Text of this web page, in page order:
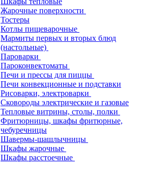
Жарочные поверхности
Тостеры
Котлы пищеварочные
Мармиты первых и вторых блюд
(настольные)
Пароварки
Пароконвектоматы
Печи и прессы для пиццы
Печи конвекционные и подставки
Рисоварки, электроварки
Сковороды электрические и газовые
Тепловые витрины, столы, полки
Фритюрницы, шкафы фритюрные,
чебуречницы
Шавермы-шашлычницы
Шкафы жарочные
Шкафы расстоечные